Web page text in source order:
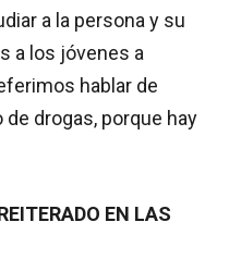
a la persona y su
a los jóvenes a
hablar de
drogas, porque hay
EN LAS